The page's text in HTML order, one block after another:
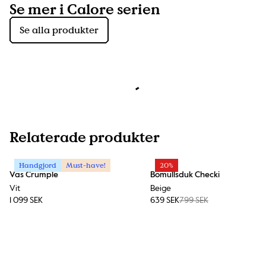
Se mer i Calore serien
Se alla produkter
Relaterade produkter
Handgjord Must-have!
Vas Crumple
Vit
1 099 SEK
20%
Bomullsduk Checki
Beige
639 SEK799 SEK